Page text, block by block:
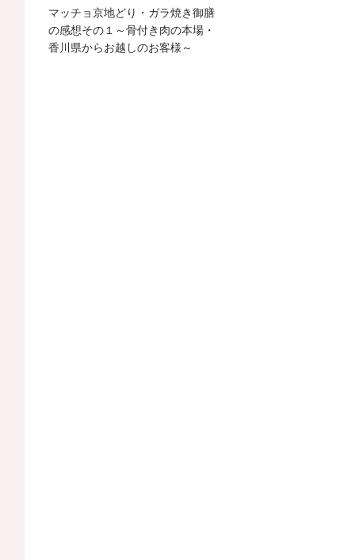
マッチョ京地どり・ガラ焼き御膳
の感想その１～骨付き肉の本場・
香川県からお越しのお客様～